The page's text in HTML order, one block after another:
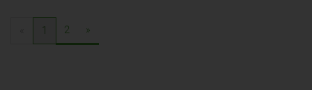
1 2 »